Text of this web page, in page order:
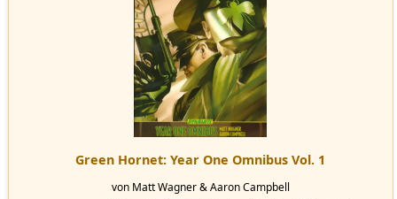
Green Hornet: Year One Omnibus Vol. 1
von Matt Wagner & Aaron Campbell